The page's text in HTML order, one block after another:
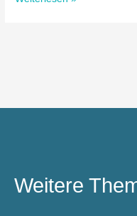
Weitere